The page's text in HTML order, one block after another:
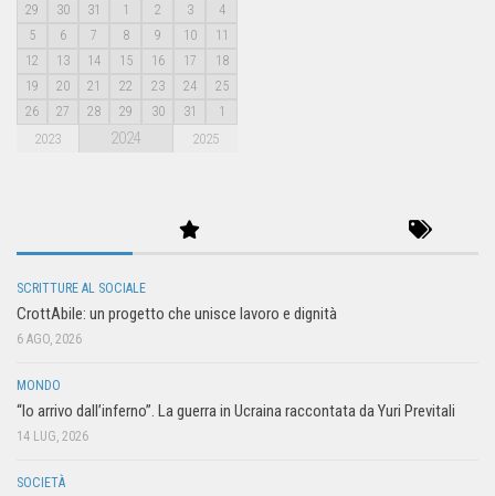
29
30 31 1 2 3
4
5
6 7 8 9 10
11
12
13 14 15 16 17
18
19
20 21 22 23 24
25
26
27 28 29 30 31 1
2023 2024 2025
SCRITTURE AL SOCIALE
CrottAbile: un progetto che unisce lavoro e dignità
6 AGO, 2026
MONDO
“Io arrivo dall’inferno”. La guerra in Ucraina raccontata da Yuri Previtali
14 LUG, 2026
SOCIETÀ